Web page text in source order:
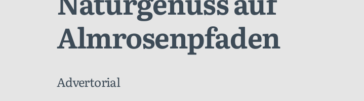
Almrosenpfaden
Advertorial